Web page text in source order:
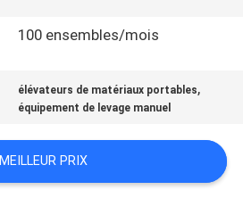
100 ensembles/mois
élévateurs de matériaux portables,
équipement de levage manuel
MEILLEUR PRIX